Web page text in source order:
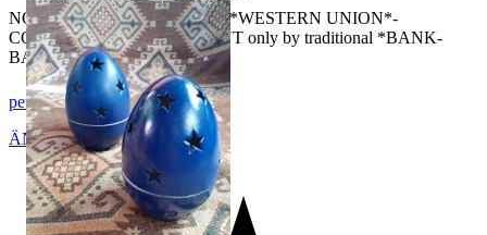
NO *PAYSON*-/ *PAYEX*-/ *WESTERN UNION*-
COOPERATION- ..*PAYMENT only by traditional *BANK-
BANK*- Money Transfer
peters-private
ÄNGELHOLM,Sverige